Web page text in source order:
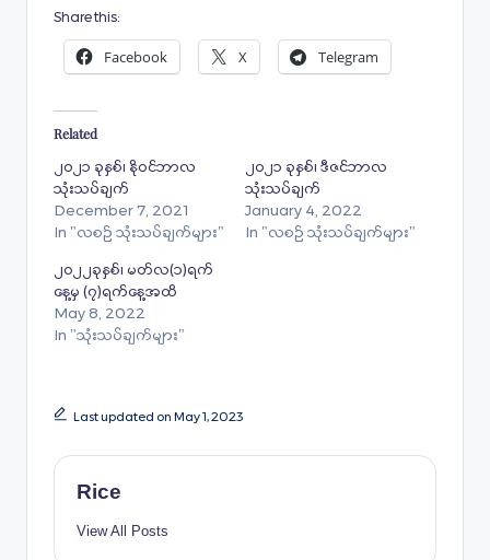
Share this:
Facebook X Telegram
Related
၂၀၂၁ ခုနှစ်၊ နိုဝင်ဘာလ
သုံးသပ်ချက်
December 7, 2021
In "လစဉ် သုံးသပ်ချက်များ"
၂၀၂၁ ခုနှစ်၊ ဒီဇင်ဘာလ
သုံးသပ်ချက်
January 4, 2022
In "လစဉ် သုံးသပ်ချက်များ"
၂၀၂၂ခုနှစ်၊ မတ်လ(၁)ရက်
နေ့မှ (၇)ရက်နေ့အထိ
May 8, 2022
In "သုံးသပ်ချက်များ"
Last updated on May 1, 2023
Rice
View All Posts